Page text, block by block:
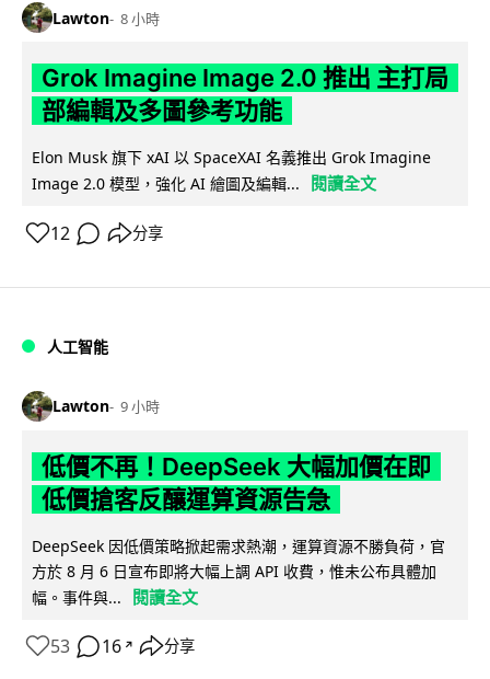
Lawton 8 小時
Grok Imagine Image 2.0 推出 主打局
部編輯及多圖參考功能
Elon Musk 旗下 xAI 以 SpaceXAI 名義推出 Grok Imagine
Image 2.0 模型，強化 AI 繪圖及編輯...
閱讀全文
12 分享
人工智能
Lawton 9 小時
低價不再！DeepSeek 大幅加價在即
低價搶客反釀運算資源告急
DeepSeek 因低價策略掀起需求熱潮，運算資源不勝負荷，官
方於 8 月 6 日宣布即將大幅上調 API 收費，惟未公布具體加
幅。事件與...
閱讀全文
53 16 ↗ 分享